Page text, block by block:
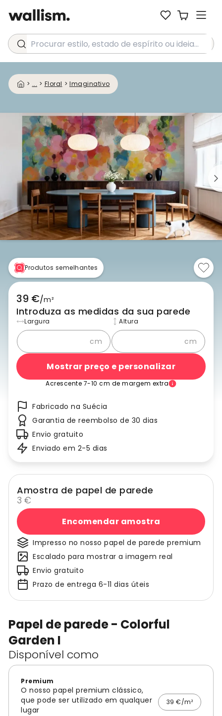
Procurar estilo, estado de espírito ou ideia...
> ... > Floral > Imaginativo
Papel de parede - Colorful
Garden I
Disponível como
Premium
O nosso papel premium clássico,
que pode ser utilizado em qualquer
lugar
39 €/m²
Produtos semelhantes
39 €/m²
Introduza as medidas da sua parede
Largura
cm
Altura
cm
Mostrar preço e personalizar
Acrescente 7-10 cm de margem extra
Fabricado na Suécia
Garantia de reembolso de 30 dias
Envio gratuito
Enviado em 2-5 dias
Amostra de papel de parede
3 €
Encomendar amostra
Impresso no nosso papel de parede premium
Escalado para mostrar a imagem real
Envio gratuito
Prazo de entrega 6-11 dias úteis